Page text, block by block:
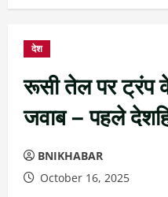
देश
रूसी तेल पर ट्रंप
जवाब – पहले
BNIKHABAR
October 16, 2025